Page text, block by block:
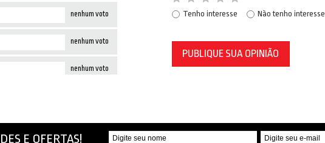
nenhum voto
nenhum voto
nenhum voto
Tenho interesse Não tenho interesse
PUBLIQUE SUA OPINIÃO
E OFERTAS!